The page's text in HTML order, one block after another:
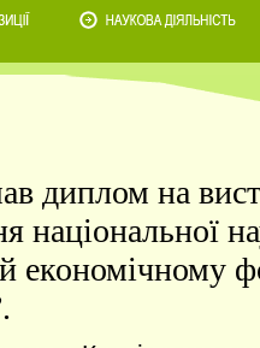
диплом на
національної
економічному